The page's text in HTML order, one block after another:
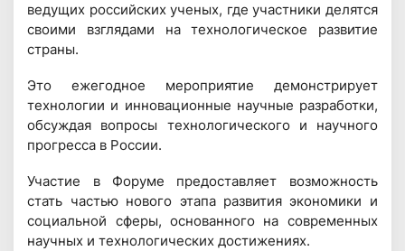
ведущих российских ученых, где участники делятся
своими взглядами на технологическое развитие
страны.
Это ежегодное мероприятие демонстрирует
технологии и инновационные научные разработки,
обсуждая вопросы технологического и научного
прогресса в России.
Участие в Форуме предоставляет возможность
стать частью нового этапа развития экономики и
социальной сферы, основанного на современных
научных и технологических достижениях.